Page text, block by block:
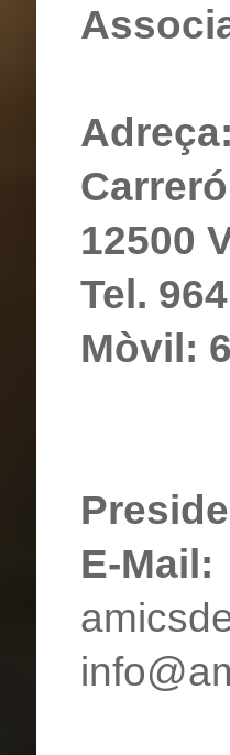
Adreça:
12500
Tel.
Mòvil:
E-Mail: